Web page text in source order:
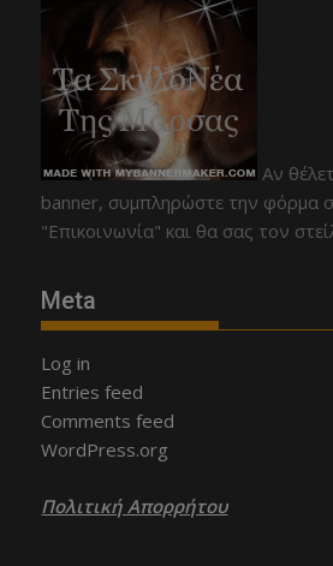
Αν
banner, συμπληρώστε την φόρμα
"Επικοινωνία" και θα σας τον
Meta
Log in
Entries feed
Comments feed
WordPress.org
Πολιτική Απορρήτου